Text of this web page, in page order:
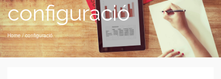
configuració
Home / configuració